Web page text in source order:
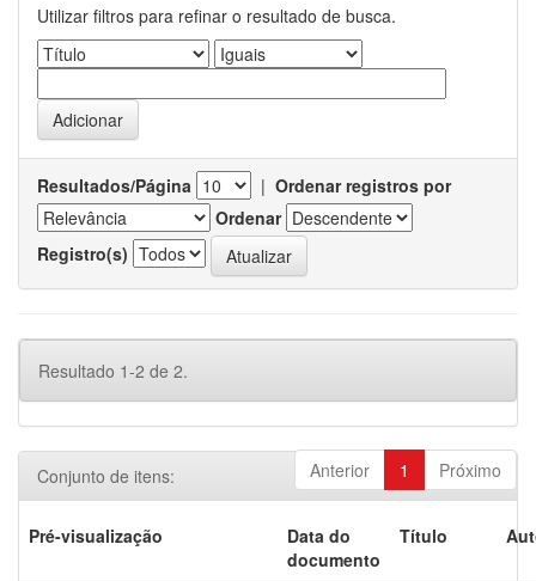
Utilizar filtros para refinar o resultado de busca.
Resultados/Página | Ordenar registros por
Ordenar
Registro(s)
Resultado 1-2 de 2.
Anterior 1 Próximo
Conjunto de itens:
Pré-visualização
Data do
documento
Título